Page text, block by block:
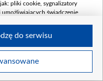
pliki cookie, sygnalizatory
świadczenie
przez Ciebie
do serwisu